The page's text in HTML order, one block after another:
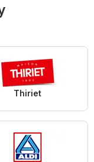
Thiriet